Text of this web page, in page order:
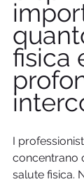
fisica
I
concentrano
salute fisica.